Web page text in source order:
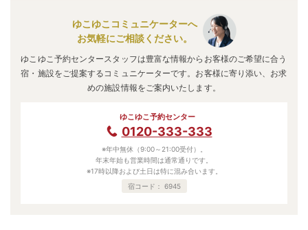
ゆこゆこコミュニケーターへ
お気軽にご相談ください。
ゆこゆこ予約センタースタッフは豊富な情報からお客様のご希望に合う
宿・施設をご提案するコミュニケーターです。お客様に寄り添い、お求
めの施設情報をご案内いたします。
ゆこゆこ予約センター
0120-333-333
※年中無休（9:00～21:00受付）。
年末年始も営業時間は通常通りです。
※17時以降および土日は特に混み合います。
宿コード： 6945